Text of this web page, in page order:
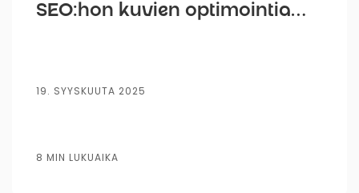
SEO:hon kuvien optimointia
19. SYYSKUUTA 2025
8 MIN LUKUAIKA